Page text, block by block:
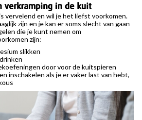
verkramping in de kuit
vervelend en wil je het liefst voorkomen.
zijn en je kan er soms slecht van gaan
die je kunt nemen om
zijn:
slikken
door voor de kuitspieren
inschakelen als je er vaker last van hebt,